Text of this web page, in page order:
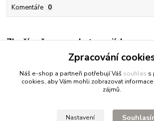
Komentáře 0
Zboží zařazeno v kategoriích
Akrylové barvy jednotlivě
- vše pro fitness
Zpracování
Náš e-shop a partneři potřebují Váš souhlas s
cookies, aby Vám mohli zobrazovat
zájmů.
Nastavení